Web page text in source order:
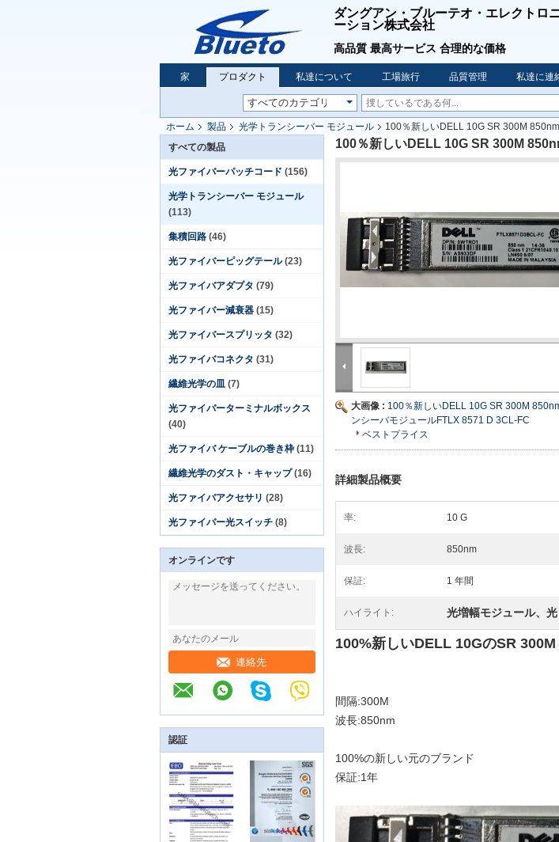
ダングアン・ブルーテオ・エレクトロ
ーション株式会社
高品質 最高サービス 合理的な価格
家 プロダクト 私達について 工場旅行 品質管理 私達に連
ホーム 製品 光学トランシーバー モジュール
100％新しいDELL 10G SR 300M
すべての製品
光ファイバーパッチコード (156)
光学トランシーバー モジュール
(113)
集積回路 (46)
光ファイバーピッグテール (23)
光ファイバアダプタ (79)
光ファイバー減衰器 (15)
光ファイバースプリッタ (32)
光ファイバコネクタ (31)
繊維光学の皿 (7)
光ファイバーターミナルボックス
(40)
光ファイバ ケーブルの巻き枠 (11)
繊維光学のダスト・キャップ (16)
光ファイバアクセサリ (28)
光ファイバー光スイッチ (8)
オンラインです
連絡先
認証
100％新しいDELL 10G SR 300M
大画像 : 100％新しいDELL 10G SR 300M
ンシーバモジュールFTLX 8571 D 3CL-FC
ベストプライス
詳細製品概要
率: 10 G
波長: 850nm
保証: 1 年間
ハイライト: 光増幅モジュール、
100%新しいDELL 10GのSR
間隔:300M
波長:850nm
100%の新しい元のブランド
保証:1年